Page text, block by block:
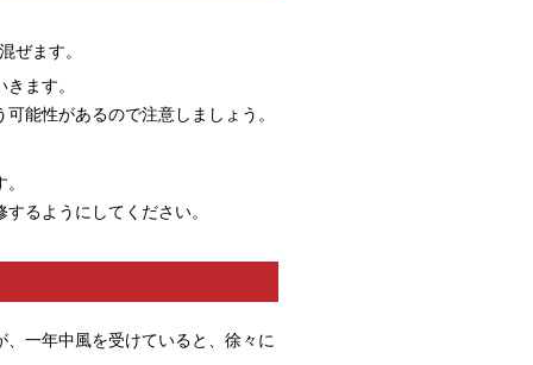
ぜます。
ます。
能性があるので注意しましょう。
るようにしてください。
一年中風を受けていると、徐々に